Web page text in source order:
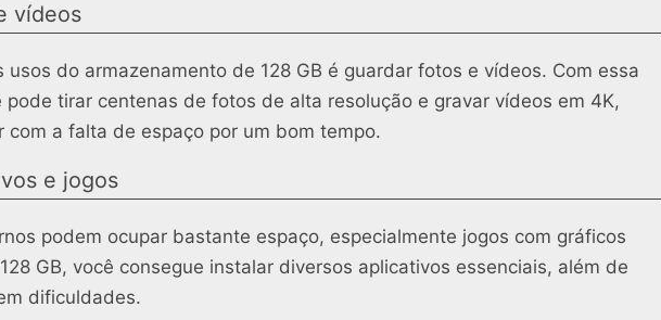
vídeos
usos do armazenamento de 128 GB é guardar fotos e vídeos. Com essa
pode tirar centenas de fotos de alta resolução e gravar vídeos em 4K,
com a falta de espaço por um bom tempo.
e jogos
podem ocupar bastante espaço, especialmente jogos com gráficos
GB, você consegue instalar diversos aplicativos essenciais, além de
dificuldades.